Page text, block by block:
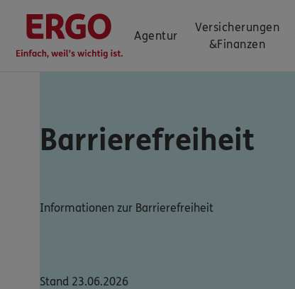
Agentur
Versicherungen
&Finanzen
Barrierefreiheit
Informationen zur Barrierefreiheit
Stand 23.06.2026